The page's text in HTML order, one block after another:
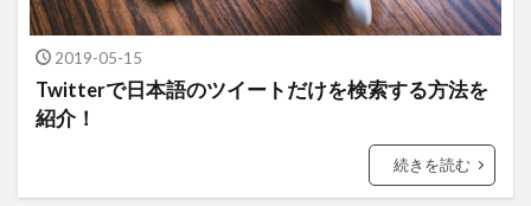
2019-05-15
Twitterで日本語のツイートだけを検索する方法を
紹介！
続きを読む